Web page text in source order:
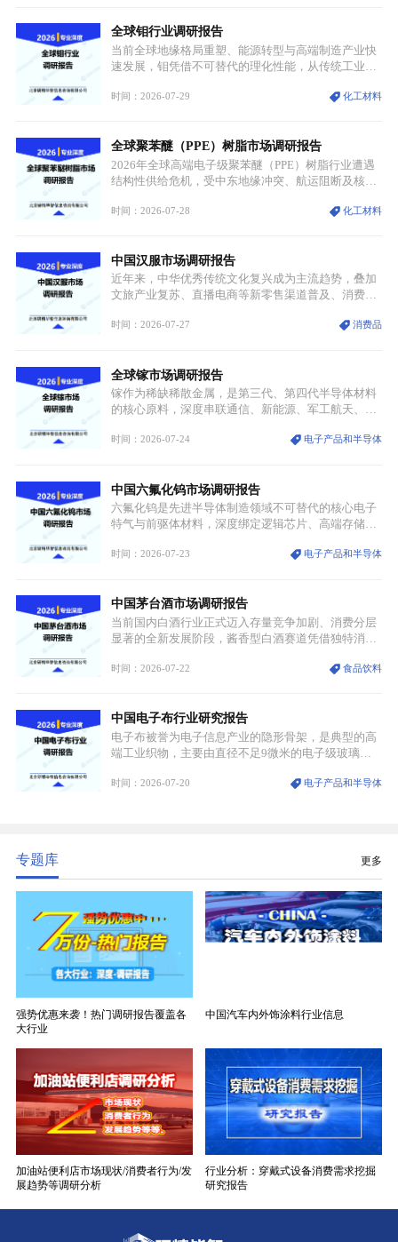
体规模扩张，高附加值领域与规模化工业应用形成两
大独立增长体系。
全球钼行业调研报告
当前全球地缘格局重塑、能源转型与高端制造产业快
速发展，钼凭借不可替代的理化性能，从传统工业金
需格局重构、价值体系重估的新阶段。钼是典型难熔
贯穿传统工业、高端制造、军工、新能源等多个核心
产业，成为现代工业体系中不可或缺的基础材料。
时间：2026-07-29 化工材料
全球聚苯醚（PPE）树脂市场调研报告
2026年全球高端电子级聚苯醚（PPE）树脂行业遭遇
结构性供给危机，受中东地缘冲突、航运阻断及核心
停产，行业长期维持寡头垄断的供应链格局彻底瓦
价无市”的供给真空，并沿高频覆铜板、PCB电路板向
AI服务器、5G基站等高端电子终端持续传导，全产业
链生产、成本、交付均承受巨大压力。
时间：2026-07-28 化工材料
中国汉服市场调研报告
近年来，中华优秀传统文化复兴成为主流趋势，叠加
文旅产业复苏、直播电商等新零售渠道普及、消费群
服不再局限于传统节日、古风活动等小众场景，逐步
重要载体。同时，行业标准落地、生产技术升级、原
创设计能力提升，进一步夯实产业发展根基，吸引传
统服饰品牌、文旅企业等跨界入局，市场活力持续释
时间：2026-07-27 消费品
全球镓市场调研报告
镓作为稀缺稀散金属，是第三代、第四代半导体材料
的核心原料，深度串联通信、新能源、军工航天、光
与大国科技博弈的关键战略资源。镓并非传统大宗金
领域渗透”的战略体系，成为全球科技产业运转的刚
需资源。
时间：2026-07-24 电子产品和半导体
中国六氟化钨市场调研报告
六氟化钨是先进半导体制造领域不可替代的核心电子
特气与前驱体材料，深度绑定逻辑芯片、高端存储芯
沉积（CVD）、原子层沉积（ALD）工艺专用前驱体
密制造流程。
时间：2026-07-23 电子产品和半导体
中国茅台酒市场调研报告
当前国内白酒行业正式迈入存量竞争加剧、消费分层
显著的全新发展阶段，酱香型白酒赛道凭借独特消费
道。贵州茅台凭借独一无二的核心产区壁垒、刚性产
业。
时间：2026-07-22 食品饮料
中国电子布行业研究报告
电子布被誉为电子信息产业的隐形骨架，是典型的高
端工业织物，主要由直径不足9微米的电子级玻璃纤
生产制造过程中不可或缺的核心基材。电子布具备高
时间：2026-07-20 电子产品和半导体
专题库 更多
强势优惠来袭！热门调研报告覆盖各
大行业
中国汽车内外饰涂料行业信息
加油站便利店市场现状/消费者行为/发
展趋势等调研分析
行业分析：穿戴式设备消费需求挖掘
研究报告